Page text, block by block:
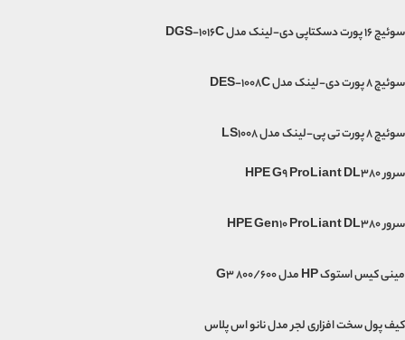
سوئیچ 16 پورت دسکتاپی دی-لینک مدل DGS-1016C
سوئیچ 8 پورت دی-لینک مدل DES-1008C
سوئیچ ۸ پورت تی پی-لینک مدل LS1008
سرور HPE G9 ProLiant DL380
سرور HPE Gen10 ProLiant DL380
مینی‌ کیس استوک HP مدل G3 800/600
کیف پول سخت افزاری لجر مدل نانو اس پلاس